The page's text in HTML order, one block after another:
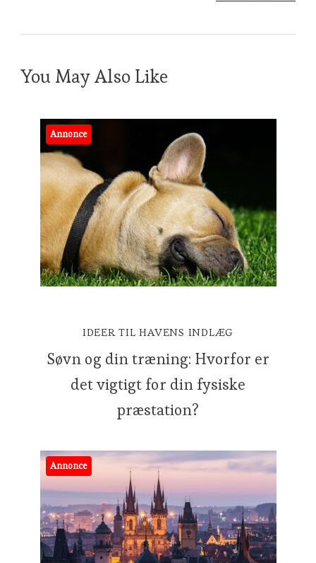
You May Also Like
Annonce
IDEER TIL HAVENS INDLÆG
Søvn og din træning: Hvorfor er
det vigtigt for din fysiske
præstation?
Annonce